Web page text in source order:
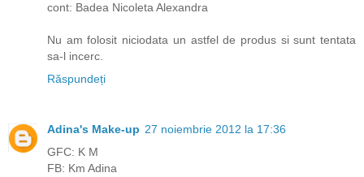
cont: Badea Nicoleta Alexandra
Nu am folosit niciodata un astfel de produs si sunt tentata
sa-l incerc.
Răspundeți
Adina's Make-up 27 noiembrie 2012 la 17:36
GFC: K M
FB: Km Adina